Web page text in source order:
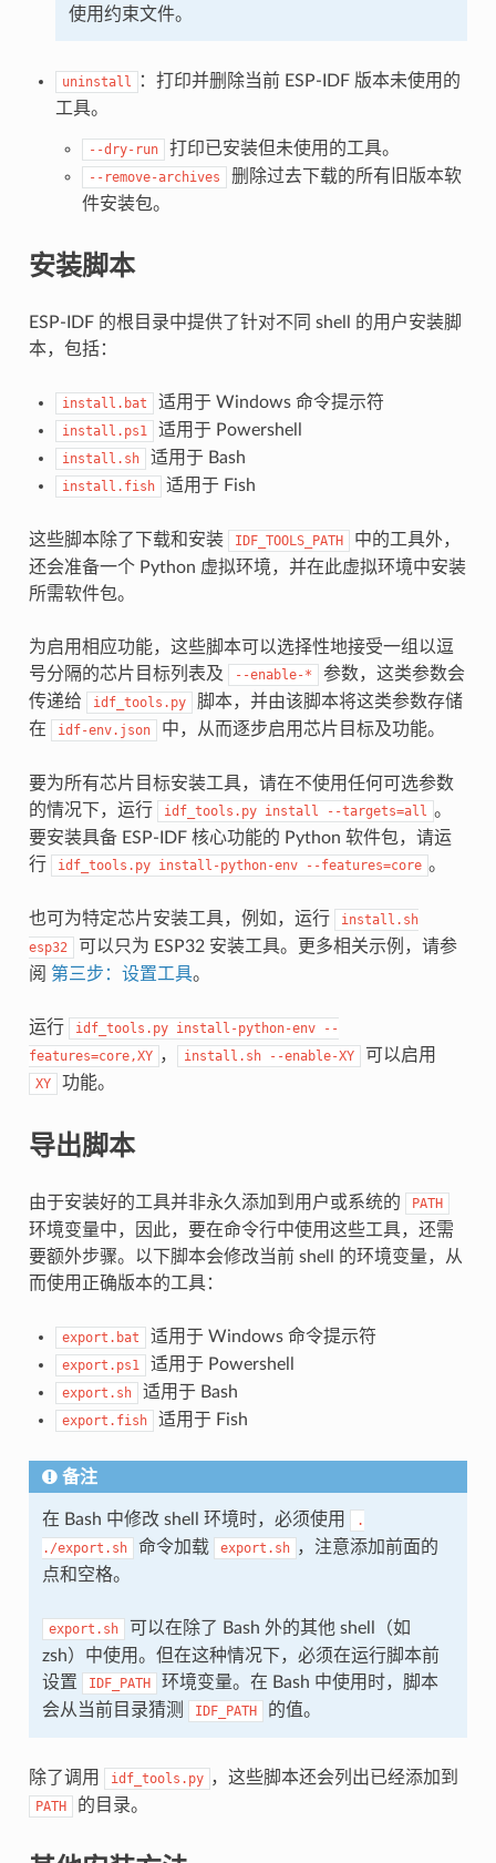
使用约束文件。
uninstall
：打印并删除当前 ESP-IDF 版本未使用的
工具。
--dry-run 打印已安装但未使用的工具。
--remove-archives
删除过去下载的所有旧版本软
件安装包。
安装脚本
ESP-IDF 的根目录中提供了针对不同 shell 的用户安装脚
本，包括：
install.bat 适用于 Windows 命令提示符
install.ps1 适用于 Powershell
install.sh 适用于 Bash
install.fish 适用于 Fish
这些脚本除了下载和安装 IDF_TOOLS_PATH
中的工具外，
还会准备一个 Python 虚拟环境，并在此虚拟环境中安装
所需软件包。
为启用相应功能，这些脚本可以选择性地接受一组以逗
号分隔的芯片目标列表及
--enable-*
参数，这类参数会
传递给
idf_tools.py
脚本，并由该脚本将这类参数存储
在
idf-env.json 中，从而逐步启用芯片目标及功能。
要为所有芯片目标安装工具，请在不使用任何可选参数
的情况下，运行
idf_tools.py install --targets=all 。
要安装具备 ESP-IDF 核心功能的 Python 软件包，请运
行
idf_tools.py install-python-env --features=core 。
也可为特定芯片安装工具，例如，运行
install.sh
esp32
可以只为 ESP32 安装工具。更多相关示例，请参
阅 第三步：设置工具。
运行 idf_tools.py install-python-env
--
features=core,XY ， install.sh --enable-XY 可以启用
XY 功能。
导出脚本
由于安装好的工具并非永久添加到用户或系统的 PATH
环境变量中，因此，要在命令行中使用这些工具，还需
要额外步骤。以下脚本会修改当前 shell 的环境变量，从
而使用正确版本的工具：
export.bat 适用于 Windows 命令提示符
export.ps1 适用于 Powershell
export.sh 适用于 Bash
export.fish 适用于 Fish
备注
在 Bash 中修改 shell 环境时，必须使用
.
./export.sh
命令加载 export.sh ，注意添加前面的
点和空格。
export.sh
可以在除了 Bash 外的其他 shell（如
zsh）中使用。但在这种情况下，必须在运行脚本前
设置
IDF_PATH
环境变量。在 Bash 中使用时，脚本
会从当前目录猜测
IDF_PATH 的值。
除了调用 idf_tools.py ，这些脚本还会列出已经添加到
PATH 的目录。